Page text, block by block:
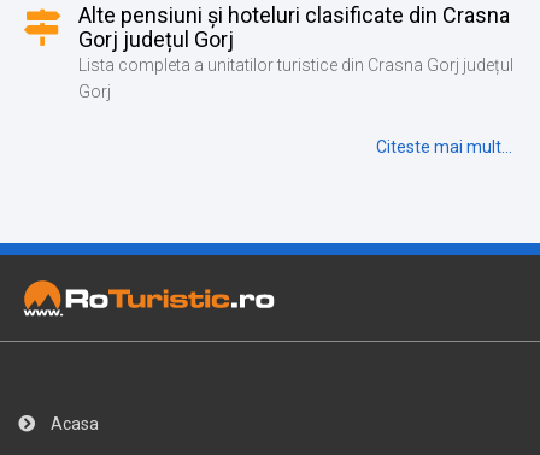
Alte pensiuni și hoteluri clasificate din Crasna
Gorj județul Gorj
Lista completa a unitatilor turistice din Crasna Gorj județul
Gorj
Citeste mai mult...
Acasa